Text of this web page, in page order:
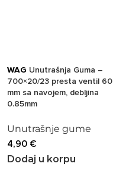
WAG Unutrašnja Guma –
700×20/23 presta ventil 60
mm sa navojem, debljina
0.85mm
Unutrašnje gume
4,90 €
Dodaj u korpu